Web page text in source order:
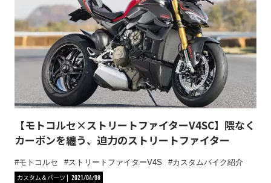
【モトコルセ×ストリートファイターV4SC】隈なく
カーボンを纏う、迫力のストリートファイター
モトコルセ ストリートファイターV4S
カスタムバイク紹介
カスタム＆パーツ
2021/04/08